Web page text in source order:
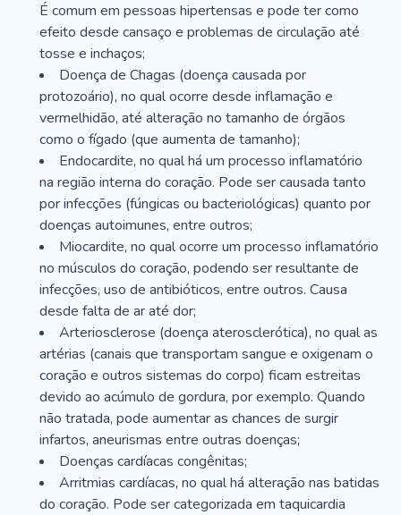
É comum em pessoas hipertensas e pode ter como
efeito desde cansaço e problemas de circulação até
tosse e inchaços;
Doença de Chagas (doença causada por
protozoário), no qual ocorre desde inflamação e
vermelhidão, até alteração no tamanho de órgãos
como o fígado (que aumenta de tamanho);
Endocardite, no qual há um processo inflamatório
na região interna do coração. Pode ser causada tanto
por infecções (fúngicas ou bacteriológicas) quanto por
doenças autoimunes, entre outros;
Miocardite, no qual ocorre um processo inflamatório
no músculos do coração, podendo ser resultante de
infecções, uso de antibióticos, entre outros. Causa
desde falta de ar até dor;
Arteriosclerose (doença aterosclerótica), no qual as
artérias (canais que transportam sangue e oxigenam o
coração e outros sistemas do corpo) ficam estreitas
devido ao acúmulo de gordura, por exemplo. Quando
não tratada, pode aumentar as chances de surgir
infartos, aneurismas entre outras doenças;
Doenças cardíacas congênitas;
Arritmias cardíacas, no qual há alteração nas batidas
do coração. Pode ser categorizada em taquicardia